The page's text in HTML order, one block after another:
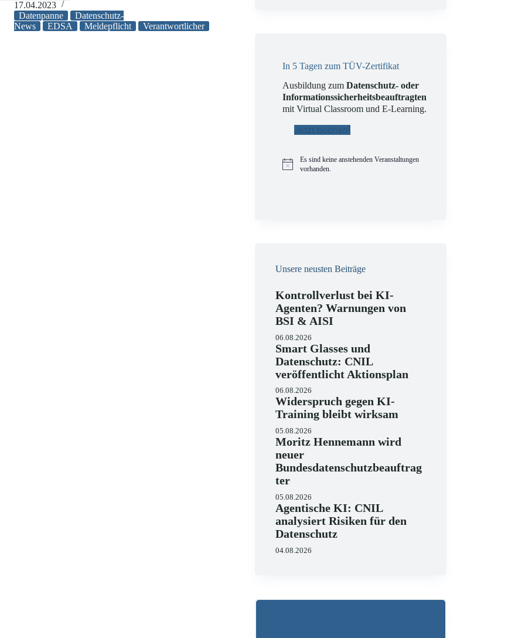
von
Datenpannen:
Aktualisierung
17.04.2023
Datenpanne
Datenschutz-
News
EDSA Meldepflicht Verantwortlicher
In 5 Tagen zum TÜV-Zertifikat
Ausbildung zumDatenschutz- oder
Informationssicherheitsbeauftragten
mit Virtual Classroom und E-Learning.
Jetzt buchen!
H
Es sind keine anstehenden Veranstaltungen
vorhanden.
Unsere neusten Beiträge
Kontrollverlust bei KI-
Agenten? Warnungen von
BSI & AISI
06.08.2026
Smart Glasses und
Datenschutz: CNIL
veröffentlicht Aktionsplan
06.08.2026
Widerspruch gegen KI-
Training bleibt wirksam
05.08.2026
Moritz Hennemann wird
neuer
Bundesdatenschutzbeauftrag
ter
05.08.2026
Agentische KI: CNIL
analysiert Risiken für den
Datenschutz
04.08.2026